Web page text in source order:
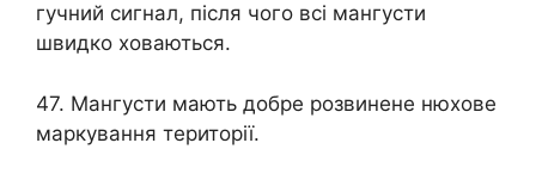
гучний сигнал, після чого всі мангусти
швидко ховаються.
47. Мангусти мають добре розвинене нюхове
маркування території.